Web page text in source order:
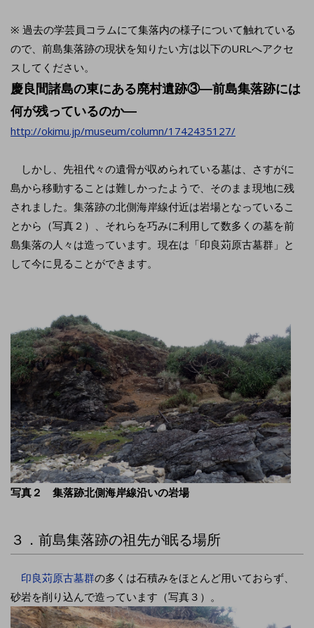
※ 過去の学芸員コラムにて集落内の様子について触れている
ので、前島集落跡の現状を知りたい方は以下のURLへアクセ
スしてください。
慶良間諸島の東にある廃村遺跡③―前島集落跡には
何が残っているのか―
http://okimu.jp/museum/column/1742435127/
しかし、先祖代々の遺骨が収められている墓は、さすがに
島から移動することは難しかったようで、そのまま現地に残
されました。集落跡の北側海岸線付近は岩場となっているこ
とから（写真２）、それらを巧みに利用して数多くの墓を前
島集落の人々は造っています。現在は「印良苅原古墓群」と
して今に見ることができます。
写真２ 集落跡北側海岸線沿いの岩場
３．前島集落跡の祖先が眠る場所
印良苅原古墓群の多くは石積みをほとんど用いておらず、
砂岩を削り込んで造っています（写真３）。